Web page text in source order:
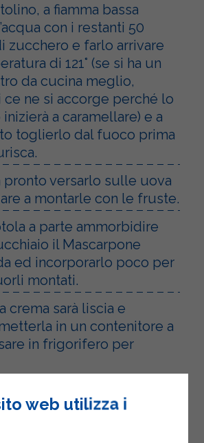
a fiamma bassa
con i restanti 50
zucchero e farlo arrivare
di 121° (se si ha un
da cucina meglio,
ne si accorge perché lo
a caramellare) e a
toglierlo dal fuoco prima
pronto versarlo sulle uova
a montarle con le fruste.
a parte ammorbidire
il Mascarpone
ed incorporarlo poco per
montati.
crema sarà liscia e
in un contenitore a
in frigorifero per
pesche della buccia,
pezzetti e metterle in una
web utilizza i